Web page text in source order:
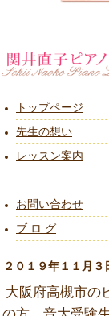
トップページ
先生の想い
レッスン案内
お問い合わせ
ブ ロ グ
２０１９年１１月３
大阪府高槻市の